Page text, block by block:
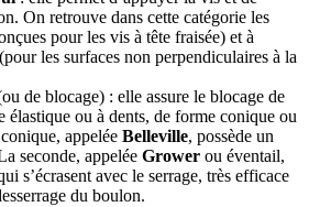
On retrouve dans cette catégorie les
pour les vis à tête fraisée) et à
(pour les surfaces non perpendiculaires à la
de blocage) : elle assure le blocage de
élastique ou à dents, de forme conique ou
appelée Belleville, possède un
seconde, appelée Grower ou éventail,
s’écrasent avec le serrage, très efficace
du boulon.